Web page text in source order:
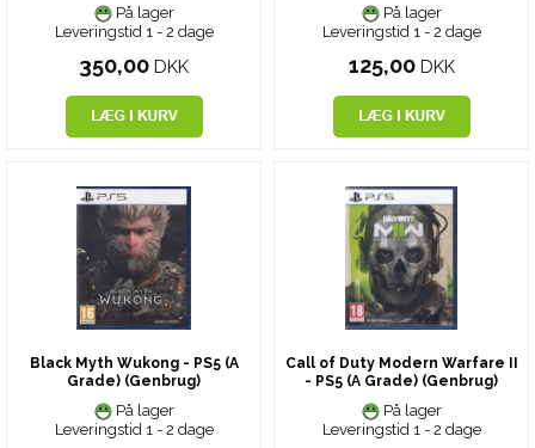
På lager
Leveringstid 1 - 2 dage
350,00 DKK
På lager
Leveringstid 1 - 2 dage
125,00 DKK
Black Myth Wukong - PS5 (A
Grade) (Genbrug)
På lager
Leveringstid 1 - 2 dage
Call of Duty Modern Warfare II
- PS5 (A Grade) (Genbrug)
På lager
Leveringstid 1 - 2 dage